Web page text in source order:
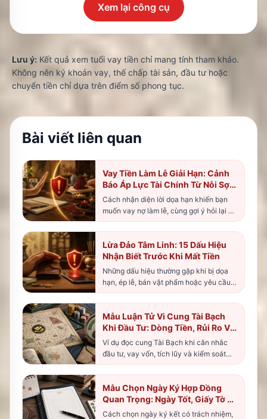
Xem lại công cụ
Lưu ý: Kết quả xem tuổi vay tiền chỉ mang tính tham khảo.
Không nên ký khoản vay, thế chấp tài sản, đầu tư hoặc
chuyển tiền chỉ dựa trên điểm số phong tục.
Bài viết liên quan
Vay Tiền Làm Lễ Giải Hạn: Cảnh
Báo Áp Lực Tài Chính Từ Nỗi Sợ
Tâm Linh
Cách nhận diện lời dọa hạn khiến bạn
muốn vay nợ làm lễ, cùng gợi ý hỏi lại và
tìm hỗ trợ thực tế.
Lừa Đảo Tâm Linh: 15 Dấu Hiệu
Nhận Biết Trước Khi Mất Tiền
Những dấu hiệu thường gặp khi bị dọa
hạn, ép lễ, bán vật phẩm hoặc yêu cầu
chuyển tiền gấp.
Mẫu Luận Tử Vi Cung Tài Bạch
Khi Đầu Tư: Dòng Tiền, Rủi Ro Và
Chu Kỳ Vận
Ví dụ đọc cung Tài Bạch khi cân nhắc
đầu tư, vay vốn, tích lũy và kiểm soát
quyết định tiền bạc.
Mẫu Chọn Ngày Ký Hợp Đồng
Quan Trọng: Ngày Tốt, Giấy Tờ Và
Người Có Mặt
Cách chọn ngày ký kết có trách nhiệm,